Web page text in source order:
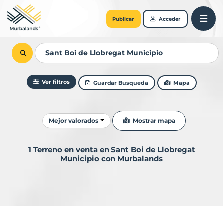
Publicar Acceder
Ver filtros Guardar Busqueda Mapa
Ordenar resultados
Mejor valorados Mostrar mapa
1 Terreno en venta en Sant Boi de Llobregat
Municipio con Murbalands